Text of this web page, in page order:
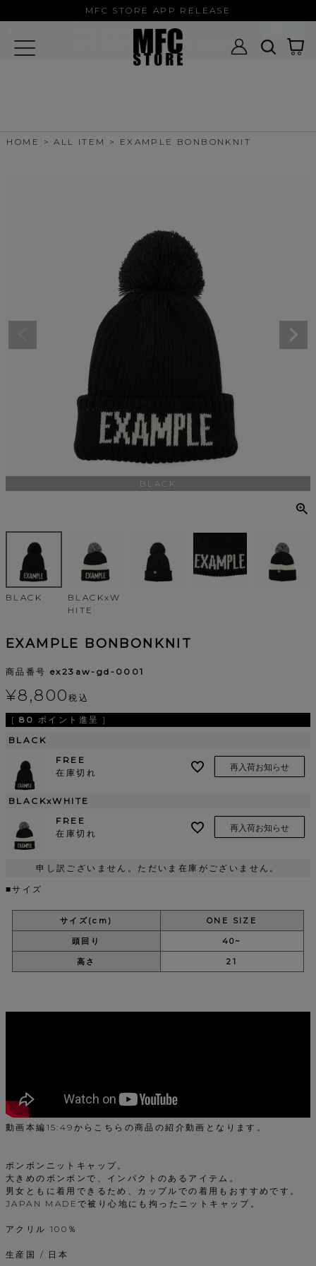
MFC STORE APP RELEASE
HOME ALL ITEM EXAMPLE BONBONKNIT
BLACK
BLACK
BLACKxW
HITE
EXAMPLE BONBONKNIT
商品番号 ex23aw-gd-0001
¥8,800税込
[ 80 ポイント進呈 ]
BLACK
FREE
在庫切れ
再入荷お知らせ
BLACKxWHITE
FREE
在庫切れ
再入荷お知らせ
申し訳ございません。ただいま在庫がございません。
■サイズ
サイズ(cm) ONE SIZE
頭回り 40~
高さ 21
動画本編15:49からこちらの商品の紹介動画となります。
ボンボンニットキャップ。
大きめのボンボンで、インパクトのあるアイテム。
男女ともに着用できるため、カップルでの着用もおすすめです。
JAPAN MADEで被り心地にも拘ったニットキャップ。
アクリル 100％
生産国 / 日本
MFC STORE
MFC STORE/EXAMPLE 公式アプリ -
Google Play